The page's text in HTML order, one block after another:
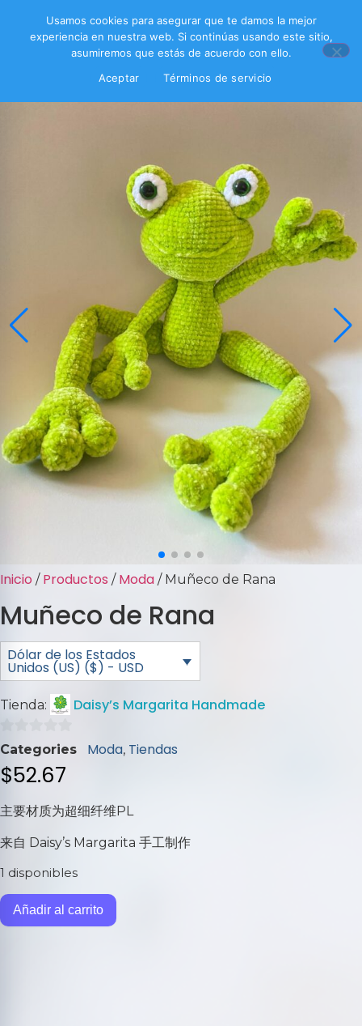
Inicio / Productos / Moda / Muñeco de Rana
Muñeco de Rana
Dólar de los Estados
Unidos (US) ($) - USD
Tienda: Daisy’s Margarita Handmade
0
de
5
Categories Moda, Tiendas
$52.67
主要材质为超细纤维PL
来自 Daisy’s Margarita 手工制作
1 disponibles
Añadir al carrito
Usamos cookies para asegurar que te damos la mejor
experiencia en nuestra web. Si continúas usando este sitio,
asumiremos que estás de acuerdo con ello.
Aceptar
Términos de servicio